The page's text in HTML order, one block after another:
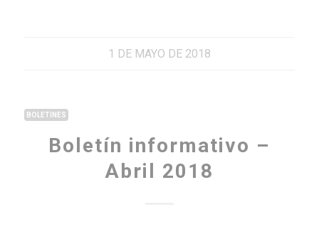
1 DE MAYO DE 2018
BOLETINES
Boletín informativo –
Abril 2018